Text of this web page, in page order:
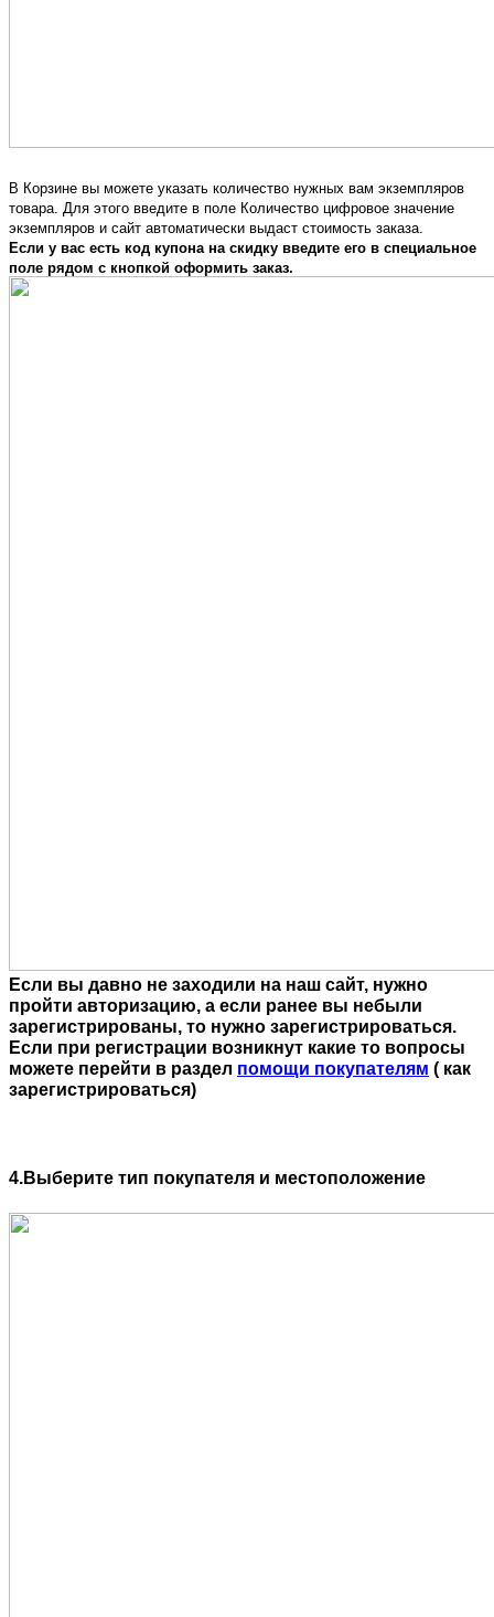
В Корзине вы можете указать количество нужных вам экземпляров
товара. Для этого введите в поле Количество цифровое значение
экземпляров и сайт автоматически выдаст стоимость заказа.
Если у вас есть код купона на скидку введите его в специальное
поле рядом с кнопкой оформить заказ.
Если вы давно не заходили на наш сайт, нужно
пройти авторизацию, а если ранее вы небыли
зарегистрированы, то нужно зарегистрироваться.
Если при регистрации возникнут какие то вопросы
можете перейти в раздел помощи покупателям ( как
зарегистрироваться)
4.Выберите тип покупателя и местоположение